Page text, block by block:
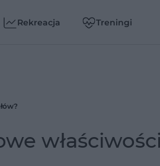
Rekreacja Treningi
właściwości